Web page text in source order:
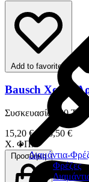
Διαμάντια-
Φρέζες
Add to favorites
Bausch Χαρτί
Συσκευασία 200
15,20 € – 15,50 €
Χ. ΦΠΑ
Προσθήκη